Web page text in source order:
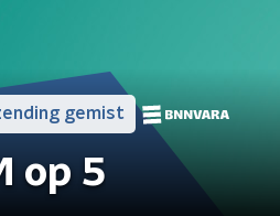
gemist
op 5